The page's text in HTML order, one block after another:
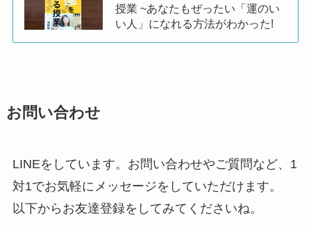
授業 ~あなたもぜったい「運のい
い人」になれる方法がわかった!
お問い合わせ
LINEをしています。お問い合わせやご質問など、1
対1でお気軽にメッセージをしていただけます。
以下からお友達登録をしてみてくださいね。